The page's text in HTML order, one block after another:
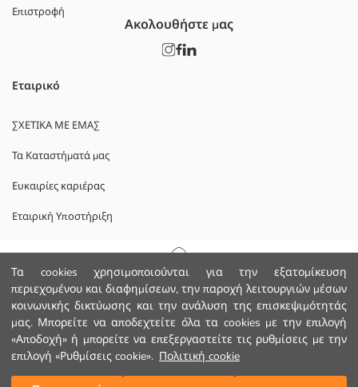
Τα cookies χρησιμοποιούνται για την εξατομίκευση
περιεχομένου και διαφημίσεων, την παροχή λειτουργιών μέσων
κοινωνικής δικτύωσης και την ανάλυση της επισκεψιμότητάς
μας. Μπορείτε να αποδεχτείτε όλα τα cookies με την επιλογή
«Αποδοχή» ή μπορείτε να επεξεργαστείτε τις ρυθμίσεις με την
επιλογή «Ρυθμίσεις cookie». Πολιτική cookie
Αρχική Σελίδα
Κατηγορίες
Το Καλάθι μου
Επιστροφή
Εταιρικό
ΣΧΕΤΙΚΑ ΜΕ ΕΜΑΣ
Τα Καταστήματά μας
Ευκαιρίες καριέρας
Εταιρική Υποστήριξη
Πολιτική Απορρήτου και Ασφάλειας Δεδομένων
Οροι χρήσης
Κατεβάστε την εφαρμογή μας.
Ακολουθήστε μας